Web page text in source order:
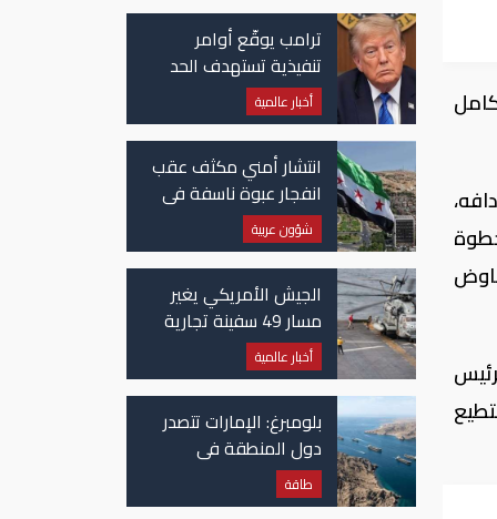
يمرر الرئيس
ترامب يوقّع أوامر
تنفيذية تستهدف الحد
من منح الجنسية
الأمريكية بالولادة
أخبار عالمية
انتشار أمني مكثف عقب
انفجار عبوة ناسفة في
حافلة ركاب في سوريا
شؤون عربية
الجيش الأمريكي يغير
مسار 49 سفينة تجارية
في مضيق هرمز
أخبار عالمية
بلومبرغ: الإمارات تتصدر
دول المنطقة في
صادرات النفط عبر مضيق
هرمز
طاقة